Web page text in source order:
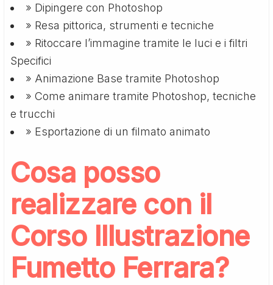
» Dipingere con Photoshop
» Resa pittorica, strumenti e tecniche
» Ritoccare l’immagine tramite le luci e i filtri
Specifici
» Animazione Base tramite Photoshop
» Come animare tramite Photoshop, tecniche
e trucchi
» Esportazione di un filmato animato
Cosa posso
realizzare con il
Corso Illustrazione
Fumetto Ferrara?